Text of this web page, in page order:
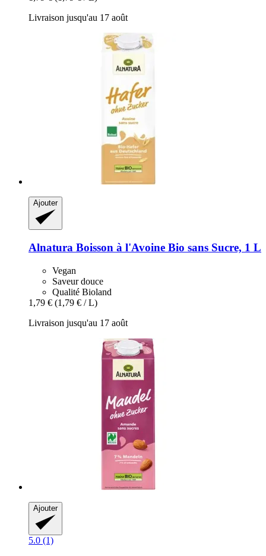
Livraison jusqu'au 17 août
Ajouter
Alnatura Boisson à l'Avoine Bio sans Sucre, 1 L
Vegan
Saveur douce
Qualité Bioland
1,79 € (1,79 € / L)
Livraison jusqu'au 17 août
Ajouter
5.0 (1)